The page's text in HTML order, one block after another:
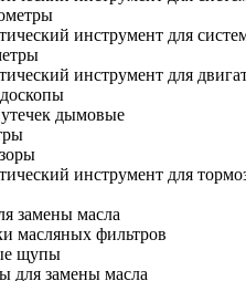
инструмент для
инструмент для
дымовые
инструмент для
замены масла
масляных фильтров
щупы
для замены масла